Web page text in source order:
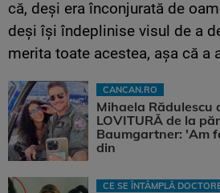
că, deşi era înconjurată de
deşi îşi îndeplinise visul de a
merita toate acestea, aşa că a
CANCAN.RO
Mihaela Rădulescu
LOVITURĂ de la
Baumgartner: 'Am
din
CE SE ÎNTÂMPLĂ